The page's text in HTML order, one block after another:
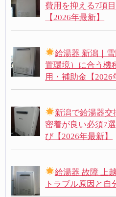
費用を抑える7項
【2026年最新】
給湯器 新潟｜
置環境）に合う機
用・補助金【2026
新潟で給湯器
密着が良い必須7
び【2026年最新】
給湯器 故障 上
トラブル原因と